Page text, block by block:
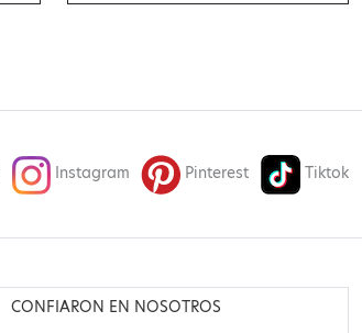
Instagram Pinterest Tiktok
CONFIARON EN NOSOTROS